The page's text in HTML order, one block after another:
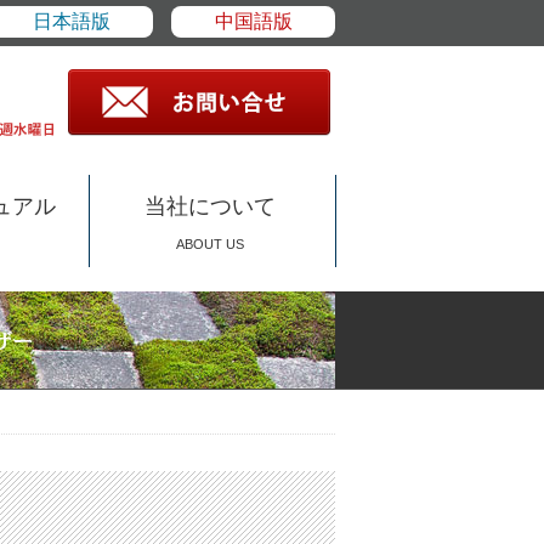
日本語版 中国語版
アル 当社について
ABOUT US